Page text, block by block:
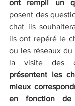
ont rempli un
posent des
chat ils
ils ont repéré le
ou les réseaux du
la visite des
présentent les
mieux
en fonction de